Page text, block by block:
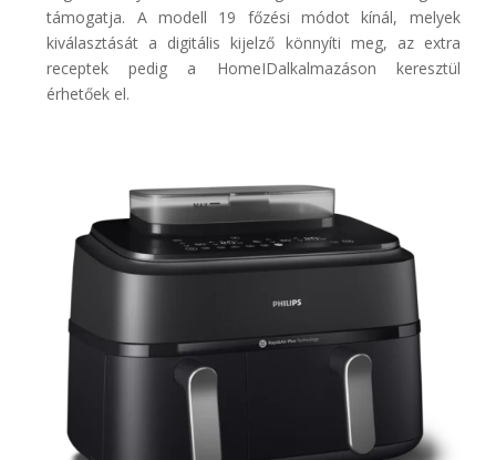
támogatja. A modell 19 főzési módot kínál, melyek
kiválasztását a digitális kijelző könnyíti meg, az extra
receptek pedig a HomeIDalkalmazáson keresztül
érhetőek el.